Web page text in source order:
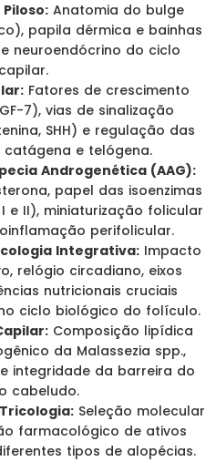
Anatomia do bulge
papila dérmica e bainhas
neuroendócrino do ciclo
capilar.
Fatores de crescimento
7), vias de sinalização
SHH) e regulação das
catágena e telógena.
Androgenética (AAG):
papel das isoenzimas
e II), miniaturização folicular
perifolicular.
Integrativa:Impacto
relógio circadiano, eixos
nutricionais cruciais
ciclo biológico do folículo.
Composição lipídica
da Malassezia spp.,
integridade da barreira do
cabeludo.
Seleção molecular
farmacológico de ativos
tipos de alopécias.